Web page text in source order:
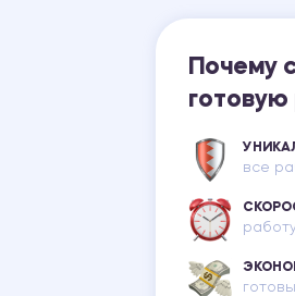
Почему
готовую
все